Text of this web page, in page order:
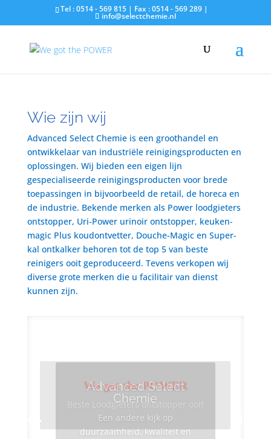
Tel : 0514 - 569 815 | Fax : 0514 - 569 289 |
info@selectchemie.nl
Wie zijn wij
Advanced Select Chemie is een groothandel en
ontwikkelaar van industriële reinigingsproducten en
oplossingen. Wij bieden een eigen lijn
gespecialiseerde reinigingsproducten voor brede
toepassingen in bijvoorbeeld de retail, de horeca en
de industrie. Bekende merken als Power loodgieters
ontstopper, Uri-Power urinoir ontstopper, keuken-
magic Plus koudontvetter, Douche-Magic en Super-
kal ontkalker behoren tot de top 5 van beste
reinigers ooit geproduceerd. Tevens verkopen wij
diverse grote merken die u facilitair van dienst
kunnen zijn.
Advanced Select
Chemie
Een andere kijk op
duurzaamheid, kwaliteit en
We got the POWER
Beste Loodgieters ontstopper ooit